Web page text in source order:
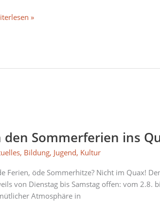
»
den Sommerferien ins
, Bildung, Jugend, Kultur
Ferien, öde Sommerhitze? Nicht im Quax!
von Dienstag bis Samstag offen: vom 2.8.
Atmosphäre in